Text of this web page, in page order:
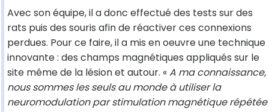
Avec son équipe, il a donc effectué des tests sur des
rats puis des souris afin de réactiver ces connexions
perdues. Pour ce faire, il a mis en oeuvre une technique
innovante : des champs magnétiques appliqués sur le
site même de la lésion et autour. «A ma connaissance,
nous sommes les seuls au monde à utiliser la
neuromodulation par stimulation magnétique répétée